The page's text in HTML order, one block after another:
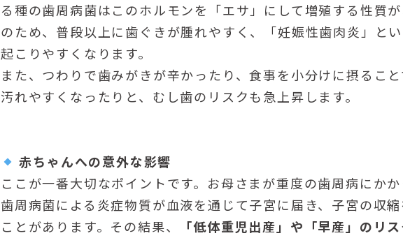
る種の歯周病菌はこのホルモンを「エサ」にして増殖する性質
のため、普段以上に歯ぐきが腫れやすく、「妊娠性歯肉炎」と
起こりやすくなります。
また、つわりで歯みがきが辛かったり、食事を小分けに摂るこ
汚れやすくなったりと、むし歯のリスクも急上昇します。
赤ちゃんへの意外な影響
ここが一番大切なポイントです。お母さまが重度の歯周病にかか
歯周病菌による炎症物質が血液を通じて子宮に届き、子宮の収
ことがあります。その結果、
「低体重児出産」や「早産」のリ